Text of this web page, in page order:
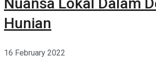
Hunian
16 February 2022